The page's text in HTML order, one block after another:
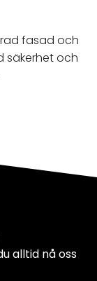
fasad och
säkerhet och
alltid nå oss